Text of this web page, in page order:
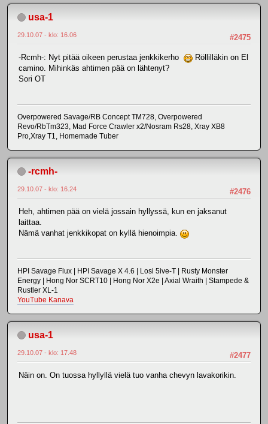
usa-1
#2475
29.10.07 - klo: 16.06
-Rcmh-: Nyt pitää oikeen perustaa jenkkikerho
Röllilläkin on El
camino. Mihinkäs ahtimen pää on lähtenyt?
Sori OT
Overpowered Savage/RB Concept TM728, Overpowered
Revo/RbTm323, Mad Force Crawler x2/Nosram Rs28, Xray XB8
Pro,Xray T1, Homemade Tuber
-rcmh-
#2476
29.10.07 - klo: 16.24
Heh, ahtimen pää on vielä jossain hyllyssä, kun en jaksanut
laittaa.
Nämä vanhat jenkkikopat on kyllä hienoimpia.
HPI Savage Flux | HPI Savage X 4.6 | Losi 5ive-T | Rusty Monster
Energy | Hong Nor SCRT10 | Hong Nor X2e | Axial Wraith | Stampede &
Rustler XL-1
YouTube Kanava
usa-1
#2477
29.10.07 - klo: 17.48
Näin on. On tuossa hyllyllä vielä tuo vanha chevyn lavakorikin.